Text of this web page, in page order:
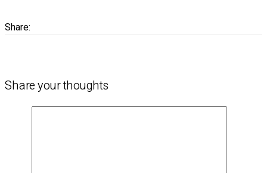
Share:
Share your thoughts